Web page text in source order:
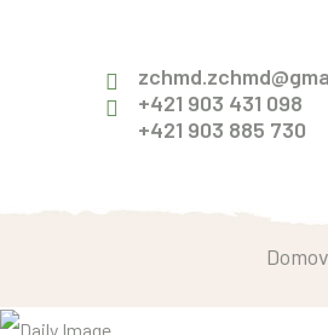
+421 903 431 098
+421 903 885 730
Domov